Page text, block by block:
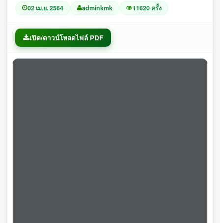
02 เม.ย. 2564 adminkmk 11620 ครั้ง
เปิด/ดาวน์โหลดไฟล์ PDF